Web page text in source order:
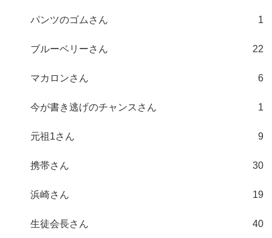
パンツのゴムさん 1
ブルーベリーさん 22
マカロンさん 6
今が書き逃げのチャンスさん 1
元祖1さん 9
携帯さん 30
浜崎さん 19
生徒会長さん 40